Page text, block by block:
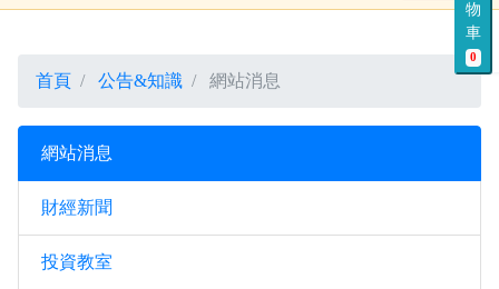
物
車
0
首頁 公告&知識 網站消息
網站消息
財經新聞
投資教室